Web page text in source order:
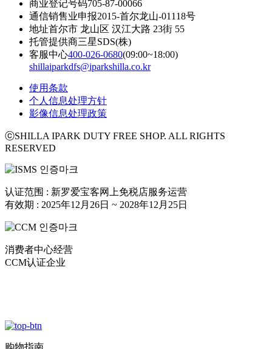
商业登记号码705-87-00066
通信销售业申报2015-首尔龙山-01118号
地址首尔市 龙山区 汉江大路 23街 55
托管提供商三星SDS(株)
客服中心400-026-0680(09:00~18:00)
shillaiparkdfs@iparkshilla.co.kr
使用条款
个人信息处理方针
影像信息处理政策
ⓒSHILLA IPARK DUTY FREE SHOP. ALL RIGHTS
RESERVED
认证范围 : 新罗爱宝客网上免税店服务运营
有效期 : 2025年12月26日 ~ 2028年12月25日
消费者中心经营
CCM认证企业
购物指南